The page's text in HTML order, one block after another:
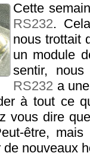
Cette
RS232.
nous trottait
un module
sentir,
RS232 a
à tout ce
vous dire que
être, mais
nouveaux